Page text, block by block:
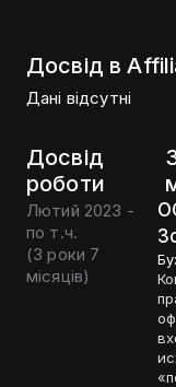
Досвід в
Дані відсутні
Досвід
роботи
Лютий 2023 -
по т.ч.
(3 роки 7
місяців)